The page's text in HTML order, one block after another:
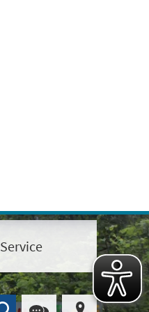
Service